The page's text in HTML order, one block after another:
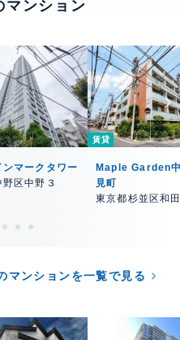
マンション
ンマークタワー
区中野３
賃貸
Maple Garden
見町
東京都杉並区和
マンションを一覧で見る